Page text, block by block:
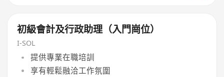
初級會計及行政助理（入門崗位）
I-SOL
提供專業在職培訓
享有輕鬆融洽工作氛圍